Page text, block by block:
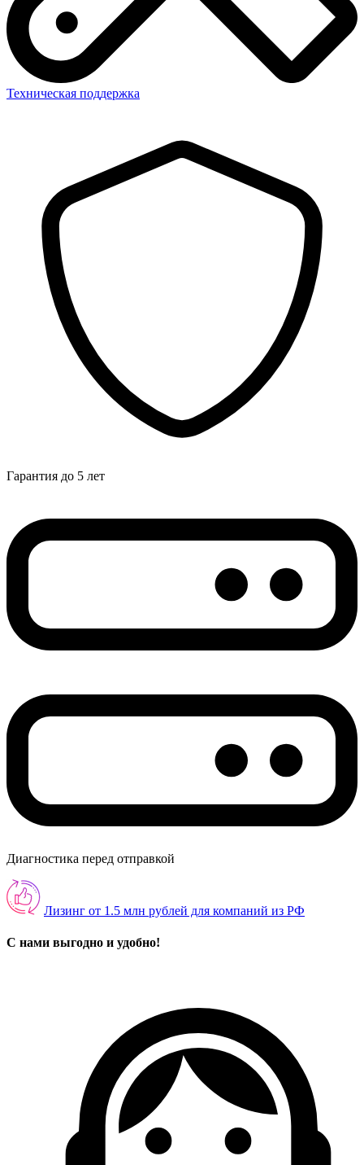
Техническая поддержка
Гарантия до 5 лет
Диагностика перед отправкой
Лизинг от 1.5 млн рублей для компаний из РФ
С нами выгодно и удобно!